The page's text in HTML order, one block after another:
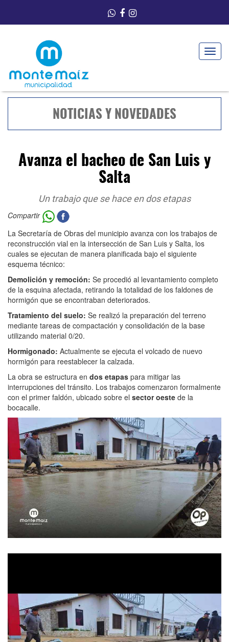
Toggle
NOTICIAS Y NOVEDADES
Avanza el bacheo de San Luis y
Salta
Un trabajo que se hace en dos etapas
Compartir
La Secretaría de Obras del municipio avanza con los trabajos de
reconstrucción vial en la intersección de San Luis y Salta, los
cuales se ejecutan de manera planificada bajo el siguiente
esquema técnico:
Demolición y remoción: Se procedió al levantamiento completo
de la esquina afectada, retirando la totalidad de los faldones de
hormigón que se encontraban deteriorados.
Tratamiento del suelo: Se realizó la preparación del terreno
mediante tareas de compactación y consolidación de la base
utilizando material 0/20.
Hormigonado: Actualmente se ejecuta el volcado de nuevo
hormigón para reestablecer la calzada.
La obra se estructura en dos etapas para mitigar las
interrupciones del tránsito. Los trabajos comenzaron formalmente
con el primer faldón, ubicado sobre el sector oeste de la
bocacalle.